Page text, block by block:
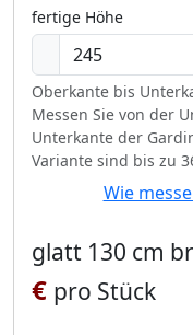
fertige Höhe
Oberkante bis
Messen Sie von der
Unterkante der
Variante sind bis zu
Wie
glatt 130 cm
€ pro Stück